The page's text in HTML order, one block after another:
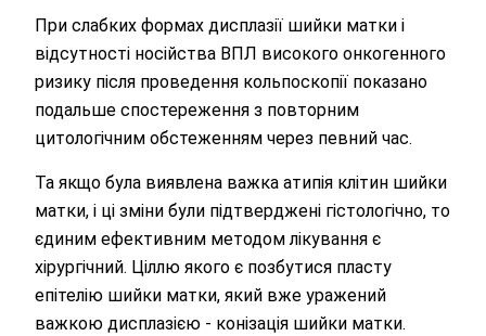
При слабких формах дисплазії шийки матки і
відсутності носійства ВПЛ високого онкогенного
ризику після проведення кольпоскопії показано
подальше спостереження з повторним
цитологічним обстеженням через певний час.
Та якщо була виявлена важка атипія клітин шийки
матки, і ці зміни були підтверджені гістологічно, то
єдиним ефективним методом лікування є
хірургічний. Ціллю якого є позбутися пласту
епітелію шийки матки, який вже уражений
важкою дисплазією - конізація шийки матки.